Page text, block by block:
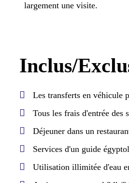
largement une visite.
Inclus/
Les transferts en véhicule
Tous les frais d'entrée des
Déjeuner dans un
Services d'un guide
Utilisation illimitée d'eau